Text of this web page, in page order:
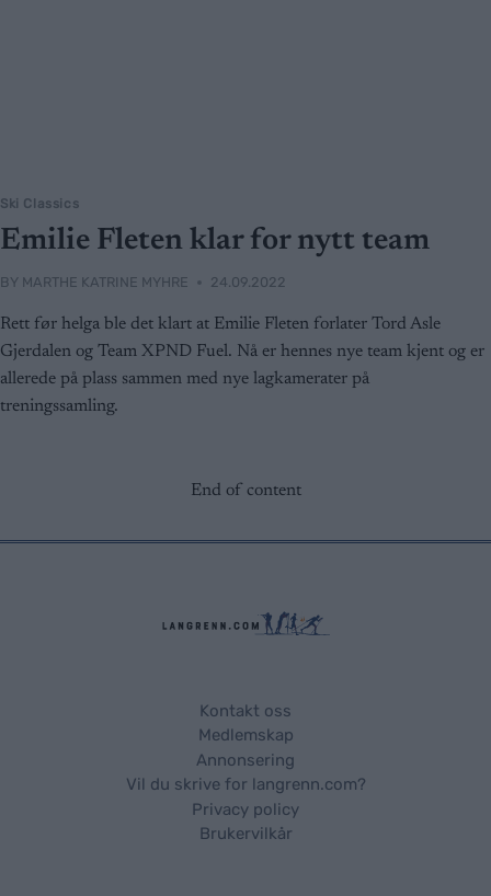
Ski Classics
Emilie Fleten klar for nytt team
BY MARTHE KATRINE MYHRE 24.09.2022
Rett før helga ble det klart at Emilie Fleten forlater Tord Asle
Gjerdalen og Team XPND Fuel. Nå er hennes nye team kjent og er
allerede på plass sammen med nye lagkamerater på
treningssamling.
End of content
Kontakt oss
Medlemskap
Annonsering
Vil du skrive for langrenn.com?
Privacy policy
Brukervilkår